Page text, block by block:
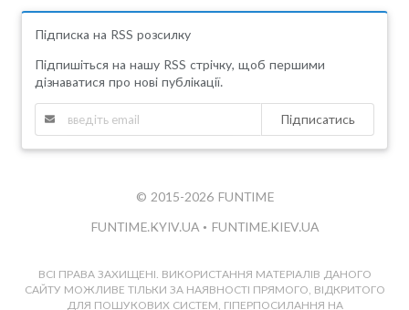
Підписка на RSS розсилку
Підпишіться на нашу RSS стрічку, щоб першими
дізнаватися про нові публікації.
Підписатись
© 2015-2026 FUNTIME
FUNTIME.KYIV.UA • FUNTIME.KIEV.UA
ВСІ ПРАВА ЗАХИЩЕНІ. ВИКОРИСТАННЯ МАТЕРІАЛІВ ДАНОГО
САЙТУ МОЖЛИВЕ ТІЛЬКИ ЗА НАЯВНОСТІ ПРЯМОГО, ВІДКРИТОГО
ДЛЯ ПОШУКОВИХ СИСТЕМ, ГІПЕРПОСИЛАННЯ НА